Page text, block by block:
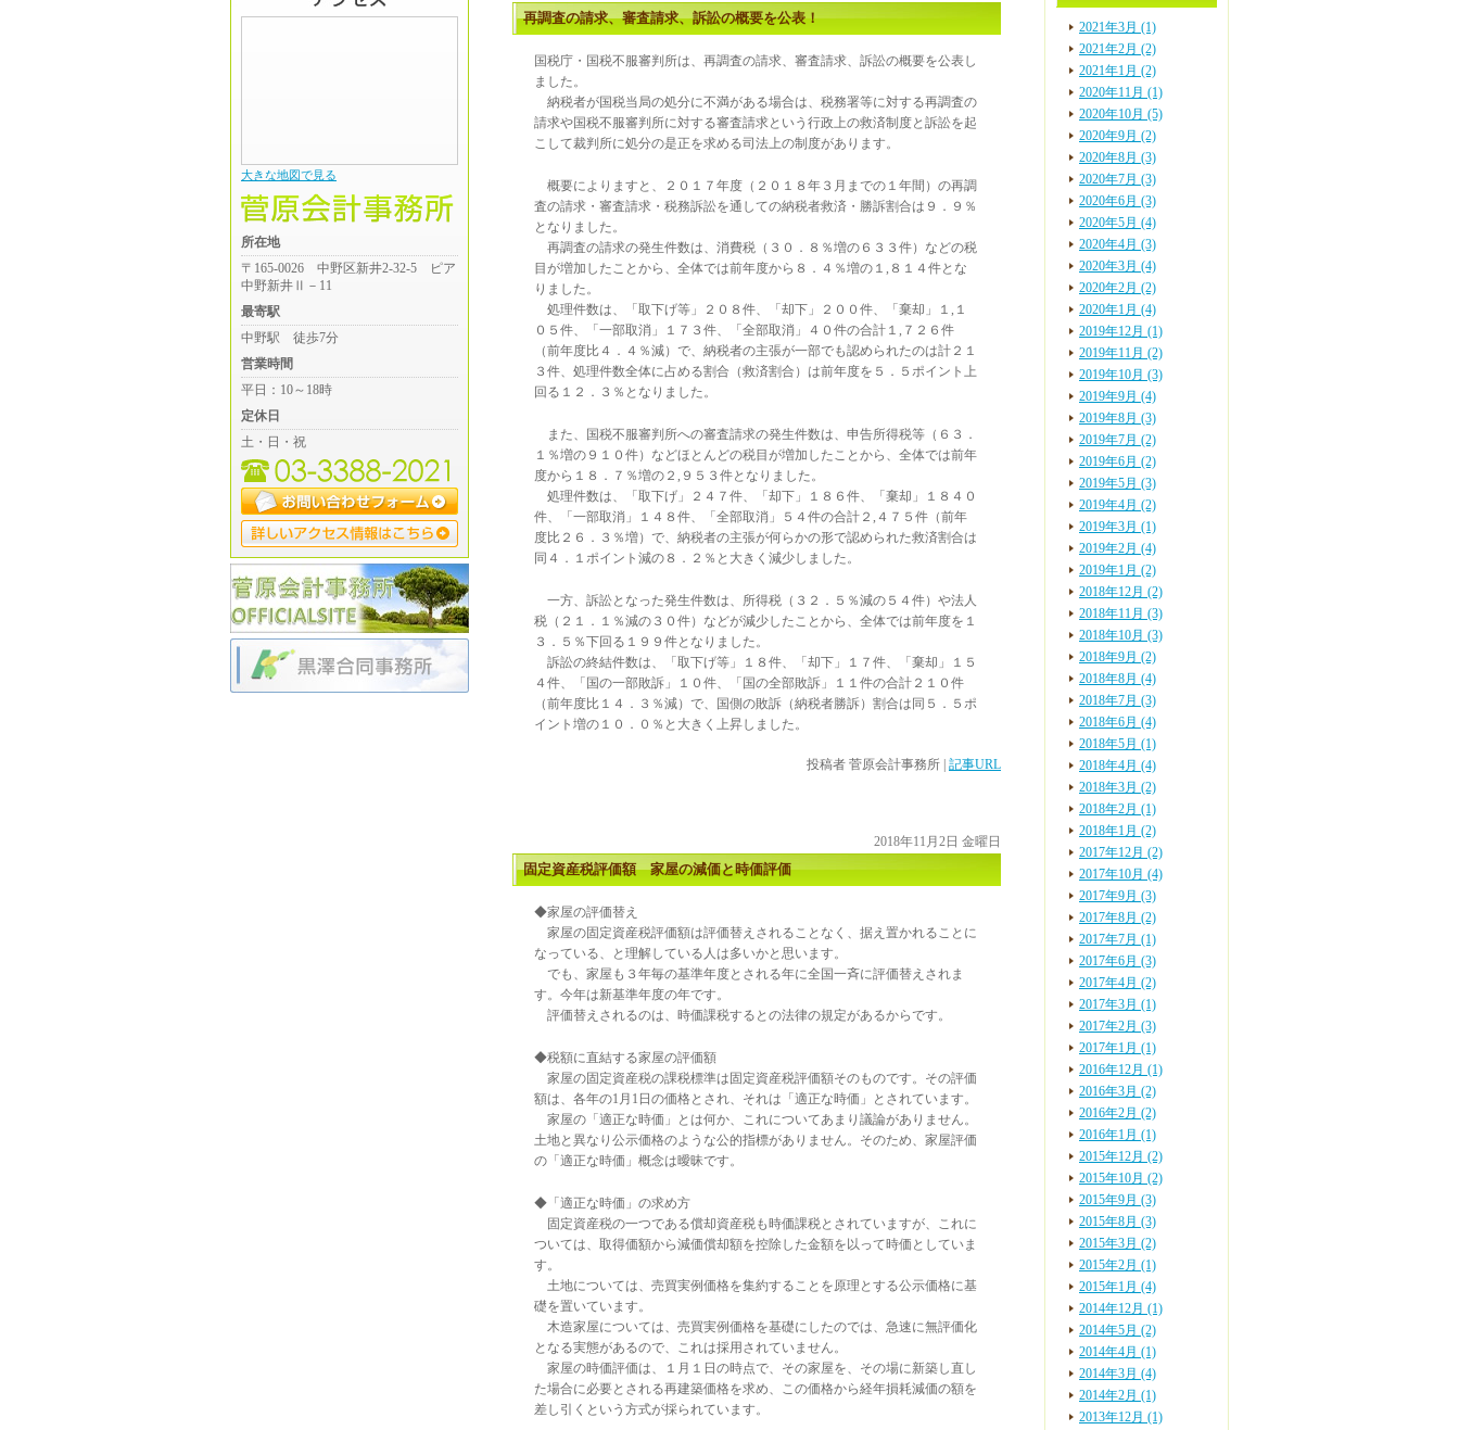
再調査の請求、審査請求、訴訟の概要を公表！
国税庁・国税不服審判所は、再調査の請求、審査請求、訴訟の概要を公表し
ました。
納税者が国税当局の処分に不満がある場合は、税務署等に対する再調査の
請求や国税不服審判所に対する審査請求という行政上の救済制度と訴訟を起
こして裁判所に処分の是正を求める司法上の制度があります。
概要によりますと、２０１７年度（２０１８年３月までの１年間）の再調
査の請求・審査請求・税務訴訟を通しての納税者救済・勝訴割合は９．９％
となりました。
再調査の請求の発生件数は、消費税（３０．８％増の６３３件）などの税
目が増加したことから、全体では前年度から８．４％増の１,８１４件とな
りました。
処理件数は、「取下げ等」２０８件、「却下」２００件、「棄却」１,１
０５件、「一部取消」１７３件、「全部取消」４０件の合計１,７２６件
（前年度比４．４％減）で、納税者の主張が一部でも認められたのは計２１
３件、処理件数全体に占める割合（救済割合）は前年度を５．５ポイント上
回る１２．３％となりました。
また、国税不服審判所への審査請求の発生件数は、申告所得税等（６３．
１％増の９１０件）などほとんどの税目が増加したことから、全体では前年
度から１８．７％増の２,９５３件となりました。
処理件数は、「取下げ」２４７件、「却下」１８６件、「棄却」１８４０
件、「一部取消」１４８件、「全部取消」５４件の合計２,４７５件（前年
度比２６．３％増）で、納税者の主張が何らかの形で認められた救済割合は
同４．１ポイント減の８．２％と大きく減少しました。
一方、訴訟となった発生件数は、所得税（３２．５％減の５４件）や法人
税（２１．１％減の３０件）などが減少したことから、全体では前年度を１
３．５％下回る１９９件となりました。
訴訟の終結件数は、「取下げ等」１８件、「却下」１７件、「棄却」１５
４件、「国の一部敗訴」１０件、「国の全部敗訴」１１件の合計２１０件
（前年度比１４．３％減）で、国側の敗訴（納税者勝訴）割合は同５．５ポ
イント増の１０．０％と大きく上昇しました。
投稿者 菅原会計事務所 記事URL
2018年11月2日 金曜日
固定資産税評価額 家屋の減価と時価評価
◆家屋の評価替え
家屋の固定資産税評価額は評価替えされることなく、据え置かれることに
なっている、と理解している人は多いかと思います。
でも、家屋も３年毎の基準年度とされる年に全国一斉に評価替えされま
す。今年は新基準年度の年です。
評価替えされるのは、時価課税するとの法律の規定があるからです。
◆税額に直結する家屋の評価額
家屋の固定資産税の課税標準は固定資産税評価額そのものです。その評価
額は、各年の1月1日の価格とされ、それは「適正な時価」とされています。
家屋の「適正な時価」とは何か、これについてあまり議論がありません。
土地と異なり公示価格のような公的指標がありません。そのため、家屋評価
の「適正な時価」概念は曖昧です。
◆「適正な時価」の求め方
固定資産税の一つである償却資産税も時価課税とされていますが、これに
ついては、取得価額から減価償却額を控除した金額を以って時価としていま
す。
土地については、売買実例価格を集約することを原理とする公示価格に基
礎を置いています。
木造家屋については、売買実例価格を基礎にしたのでは、急速に無評価化
となる実態があるので、これは採用されていません。
家屋の時価評価は、１月１日の時点で、その家屋を、その場に新築し直し
た場合に必要とされる再建築価格を求め、この価格から経年損耗減価の額を
差し引くという方式が採られています。
2021年3月 (1)
2021年2月 (2)
2021年1月 (2)
2020年11月 (1)
2020年10月 (5)
2020年9月 (2)
2020年8月 (3)
2020年7月 (3)
2020年6月 (3)
2020年5月 (4)
2020年4月 (3)
2020年3月 (4)
2020年2月 (2)
2020年1月 (4)
2019年12月 (1)
2019年11月 (2)
2019年10月 (3)
2019年9月 (4)
2019年8月 (3)
2019年7月 (2)
2019年6月 (2)
2019年5月 (3)
2019年4月 (2)
2019年3月 (1)
2019年2月 (4)
2019年1月 (2)
2018年12月 (2)
2018年11月 (3)
2018年10月 (3)
2018年9月 (2)
2018年8月 (4)
2018年7月 (3)
2018年6月 (4)
2018年5月 (1)
2018年4月 (4)
2018年3月 (2)
2018年2月 (1)
2018年1月 (2)
2017年12月 (2)
2017年10月 (4)
2017年9月 (3)
2017年8月 (2)
2017年7月 (1)
2017年6月 (3)
2017年4月 (2)
2017年3月 (1)
2017年2月 (3)
2017年1月 (1)
2016年12月 (1)
2016年3月 (2)
2016年2月 (2)
2016年1月 (1)
2015年12月 (2)
2015年10月 (2)
2015年9月 (3)
2015年8月 (3)
2015年3月 (2)
2015年2月 (1)
2015年1月 (4)
2014年12月 (1)
2014年5月 (2)
2014年4月 (1)
2014年3月 (4)
2014年2月 (1)
2013年12月 (1)
大きな地図で見る
所在地
〒165-0026 中野区新井2-32-5 ピア
中野新井Ⅱ－11
最寄駅
中野駅 徒歩7分
営業時間
平日：10～18時
定休日
土・日・祝